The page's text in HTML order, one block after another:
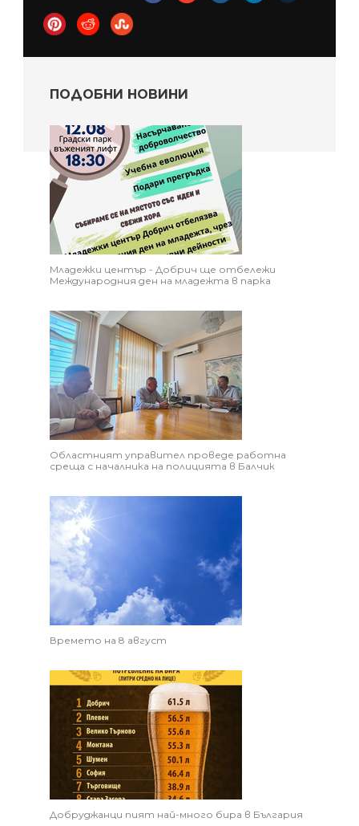
ПОДОБНИ НОВИНИ
Младежки център - Добрич ще отбележи
Международния ден на младежта в парка
Областният управител проведе работна
среща с началника на полицията в Балчик
Времето на 8 август
Добруджанци пият най-много бира в България